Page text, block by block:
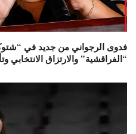
فدوى الرجواني من جديد في
“الفراقشية” والارتزاق الانتخابي